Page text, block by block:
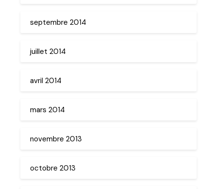
septembre 2014
juillet 2014
avril 2014
mars 2014
novembre 2013
octobre 2013